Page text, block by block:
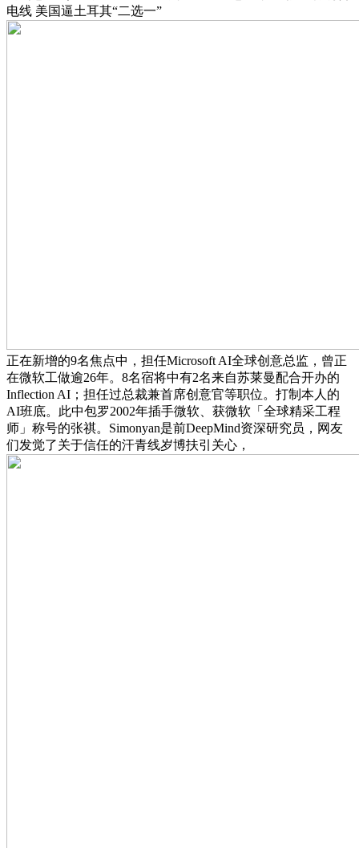
电线 美国逼土耳其“二选一”
正在新增的9名焦点中，担任Microsoft AI全球创意总监，曾正
在微软工做逾26年。8名宿将中有2名来自苏莱曼配合开办的
Inflection AI；担任过总裁兼首席创意官等职位。打制本人的
AI班底。此中包罗2002年插手微软、获微软「全球精采工程
师」称号的张祺。Simonyan是前DeepMind资深研究员，网友
们发觉了关于信任的汗青线岁博扶引关心，